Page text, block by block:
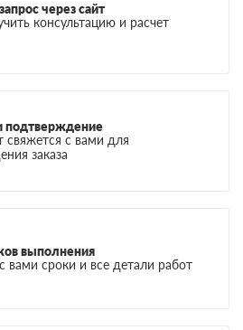
через сайт
консультацию и расчет
подтверждение
свяжется с вами для
заказа
выполнения
вами сроки и все детали работ